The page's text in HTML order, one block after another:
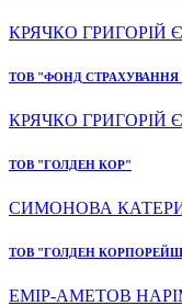
КРЯЧКО ГРИГОРІЙ
ТОВ "ФОНД СТРАХУВАННЯ
КРЯЧКО ГРИГОРІЙ
ТОВ "ГОЛДЕН КОР"
СИМОНОВА
ТОВ "ГОЛДЕН
ЕМІР-АМЕТОВ